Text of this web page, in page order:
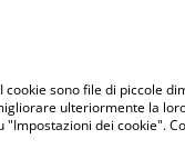
cookie sono file di piccole
ulteriormente la
"Impostazioni dei cookie".